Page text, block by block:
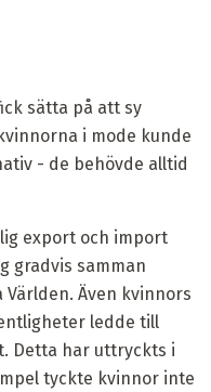
sätta på att sy
i mode kunde
- de behövde alltid
export och import
gradvis samman
Även kvinnors
ledde till
Detta har uttryckts i
tyckte kvinnor inte